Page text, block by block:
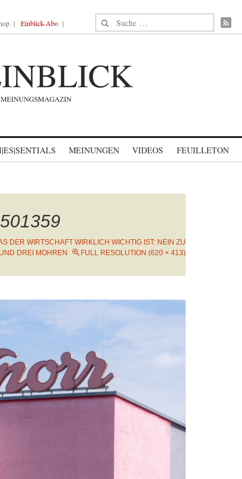
Einblick-Abo Suche nach:
MEINUNGEN VIDEOS FEUILLETON
DER WIRTSCHAFT WIRKLICH WICHTIG IST: NEIN ZU
DREI MOHREN
FULL RESOLUTION (620 × 413)